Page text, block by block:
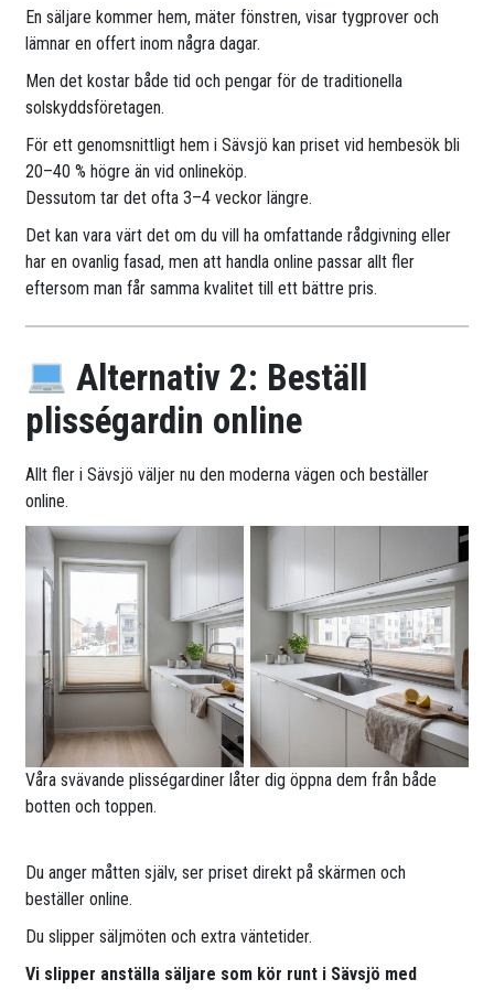
En säljare kommer hem, mäter fönstren, visar tygprover och
lämnar en offert inom några dagar.
Men det kostar både tid och pengar för de traditionella
solskyddsföretagen.
För ett genomsnittligt hem i Sävsjö kan priset vid hembesök bli
20–40 % högre än vid onlineköp.
Dessutom tar det ofta 3–4 veckor längre.
Det kan vara värt det om du vill ha omfattande rådgivning eller
har en ovanlig fasad, men att handla online passar allt fler
eftersom man får samma kvalitet till ett bättre pris.
Alternativ 2: Beställ
plisségardin online
Allt fler i Sävsjö väljer nu den moderna vägen och beställer
online.
Våra svävande plisségardiner låter dig öppna dem från både
botten och toppen.
Du anger måtten själv, ser priset direkt på skärmen och
beställer online.
Du slipper säljmöten och extra väntetider.
Vi slipper anställa säljare som kör runt i Sävsjö med